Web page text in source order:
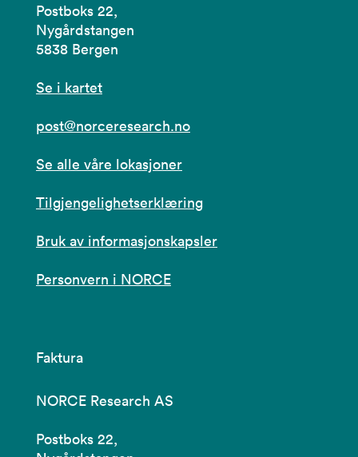
Postboks 22,
Nygårdstangen
5838 Bergen
Se i kartet
post@norceresearch.no
Se alle våre lokasjoner
Tilgjengelighetserklæring
Bruk av informasjonskapsler
Personvern i NORCE
Faktura
NORCE Research AS
Postboks 22,